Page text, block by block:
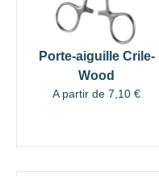
Porte-aiguille Crile-
Wood
A partir de 7,10 €